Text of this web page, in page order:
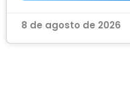
8 de agosto de 2026